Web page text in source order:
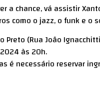
a chance, vá assistir
como o jazz, o funk e o
Preto (Rua João
às 20h.
é necessário reservar